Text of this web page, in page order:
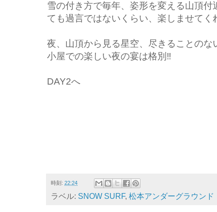
雪の付き方で毎年、姿形を変える山頂
ても過言ではないくらい、楽しませて
夜、山頂から見る星空、尽きることの
小屋での楽しい夜の宴は格別‼︎
DAY2へ
時刻: 22:24
ラベル: SNOW SURF, 松本アンダーグラウンド